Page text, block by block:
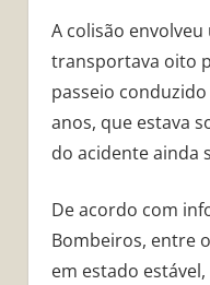
A colisão
transportava oito
passeio
anos, que estava
do acidente ainda
De acordo com
Bombeiros, entre
em estado